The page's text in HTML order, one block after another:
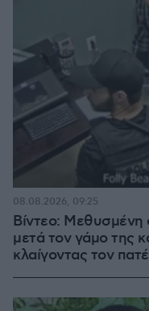
Βίντεο:
μετά τον γάμο της
κλαίγοντας τον
08.08.2026, 09:25